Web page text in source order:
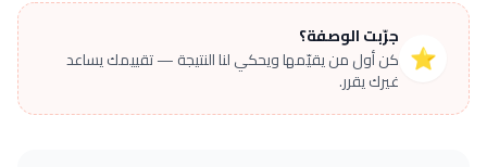
⭐
جرّبت الوصفة؟
كن أول من يقيّمها ويحكي لنا النتيجة — تقييمك يساعد
غيرك يقرر.